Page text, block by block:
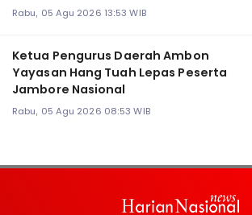
Rabu, 05 Agu 2026 13:53 WIB
Ketua Pengurus Daerah Ambon
Yayasan Hang Tuah Lepas Peserta
Jambore Nasional
Rabu, 05 Agu 2026 08:53 WIB